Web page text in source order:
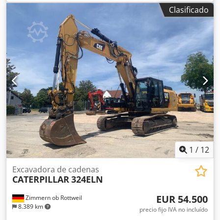
Equipamiento:cabina, LIEBHERR R964 Litronic Año de
fabricación: 1999 Horas de funcionamiento: 15.703 h
Cabina de protección cerrada Radio Brazo estándar Cazo
para roca con dientes, 2 m de ancho Tren de rodaje aprox.
70% conservado Motor Liebherr Cedpfx Akey U Hm Hecjrf
CE Peso operativo: 65 t.
Clasificado
1 / 12
Zimmern ob Rottweil
8.389 km
Excavadora de cadenas
CATERPILLAR324ELN
EUR 54.500
precio fijo IVA no incluído